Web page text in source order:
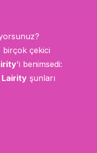
birçok çekici
'i benimsedi:
Lairity şunları